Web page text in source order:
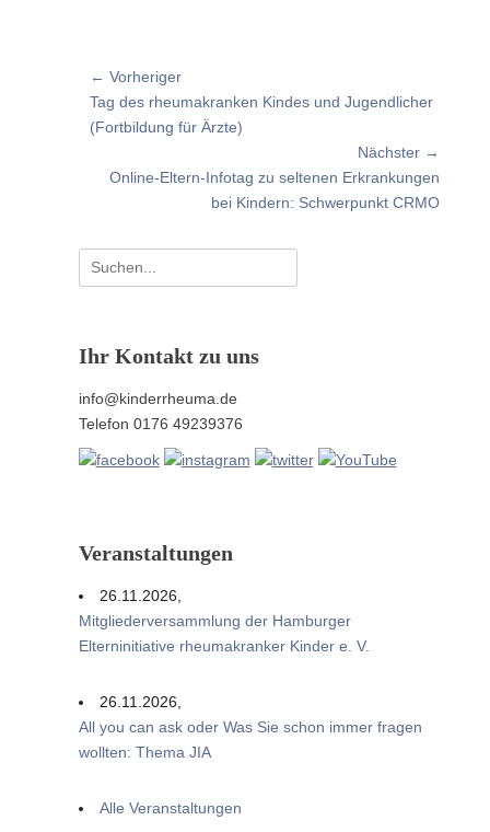
Beitragsnavigation
← Vorheriger
Vorheriger
Beitrag:
Tag des rheumakranken Kindes und Jugendlicher
(Fortbildung für Ärzte)
Nächster →
Nächster
Online-Eltern-Infotag zu seltenen Erkrankungen
bei Kindern: Schwerpunkt CRMO
Suchen
nach:
Ihr Kontakt zu uns
info@kinderrheuma.de
Telefon 0176 49239376
Veranstaltungen
26.11.2026,
Mitgliederversammlung der Hamburger
Elterninitiative rheumakranker Kinder e. V.
26.11.2026,
All you can ask oder Was Sie schon immer fragen
wollten: Thema JIA
Alle Veranstaltungen